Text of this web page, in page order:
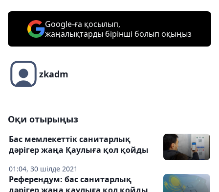
Google-ға қосылып,
жаңалықтарды бірінші болып оқыңыз
zkadm
Оқи отырыңыз
01:04, 30 шілде 2021
Бас мемлекеттік санитарлық
дәрігер жаңа Қаулыға қол қойды
Референдум: бас санитарлық